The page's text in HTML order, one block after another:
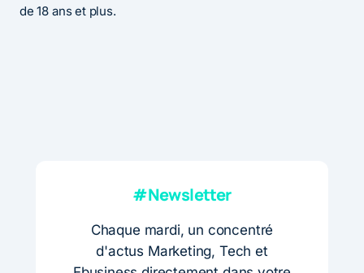
de 18 ans et plus.
#Newsletter
Chaque mardi, un concentré
d'actus Marketing, Tech et